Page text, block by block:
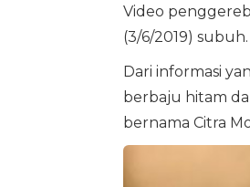
Video
(3/6/2019)
Dari informasi
berbaju hitam
bernama Citra